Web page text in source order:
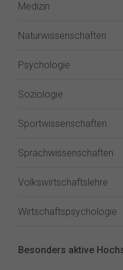
Medizin
Naturwissenschaften
Psychologie
Soziologie
Sportwissenschaften
Sprachwissenschaften
Volkswirtschaftslehre
Wirtschaftspsychologie
Besonders aktive